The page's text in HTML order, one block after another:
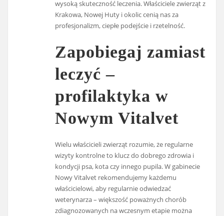
wysoką skuteczność leczenia. Właściciele zwierząt z
Krakowa, Nowej Huty i okolic cenią nas za
profesjonalizm, ciepłe podejście i rzetelność.
Zapobiegaj zamiast
leczyć –
profilaktyka w
Nowym Vitalvet
Wielu właścicieli zwierząt rozumie, że regularne
wizyty kontrolne to klucz do dobrego zdrowia i
kondycji psa, kota czy innego pupila. W gabinecie
Nowy Vitalvet rekomendujemy każdemu
właścicielowi, aby regularnie odwiedzać
weterynarza – większość poważnych chorób
zdiagnozowanych na wczesnym etapie można